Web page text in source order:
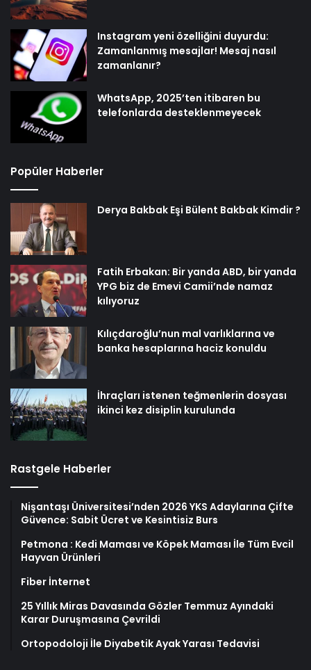
Instagram yeni özelliğini duyurdu:
Zamanlanmış mesajlar! Mesaj nasıl
zamanlanır?
WhatsApp, 2025’ten itibaren bu
telefonlarda desteklenmeyecek
Popüler Haberler
Derya Bakbak Eşi Bülent Bakbak Kimdir ?
Fatih Erbakan: Bir yanda ABD, bir yanda
YPG biz de Emevi Camii’nde namaz
kılıyoruz
Kılıçdaroğlu’nun mal varlıklarına ve
banka hesaplarına haciz konuldu
İhraçları istenen teğmenlerin dosyası
ikinci kez disiplin kurulunda
Rastgele Haberler
Nişantaşı Üniversitesi’nden 2026 YKS Adaylarına Çifte
Güvence: Sabit Ücret ve Kesintisiz Burs
Petmona : Kedi Maması ve Köpek Maması İle Tüm Evcil
Hayvan Ürünleri
Fiber İnternet
25 Yıllık Miras Davasında Gözler Temmuz Ayındaki
Karar Duruşmasına Çevrildi
Ortopodoloji İle Diyabetik Ayak Yarası Tedavisi